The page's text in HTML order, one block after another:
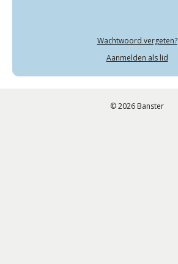
Wachtwoord vergeten?
Aanmelden als lid
© 2026 Banster